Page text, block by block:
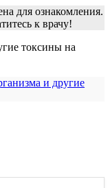
для ознакомления.
к врачу!
токсины на